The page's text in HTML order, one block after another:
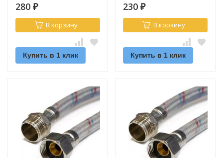
280 ₽
В корзину
Купить в 1 клик
230 ₽
В корзину
Купить в 1 клик